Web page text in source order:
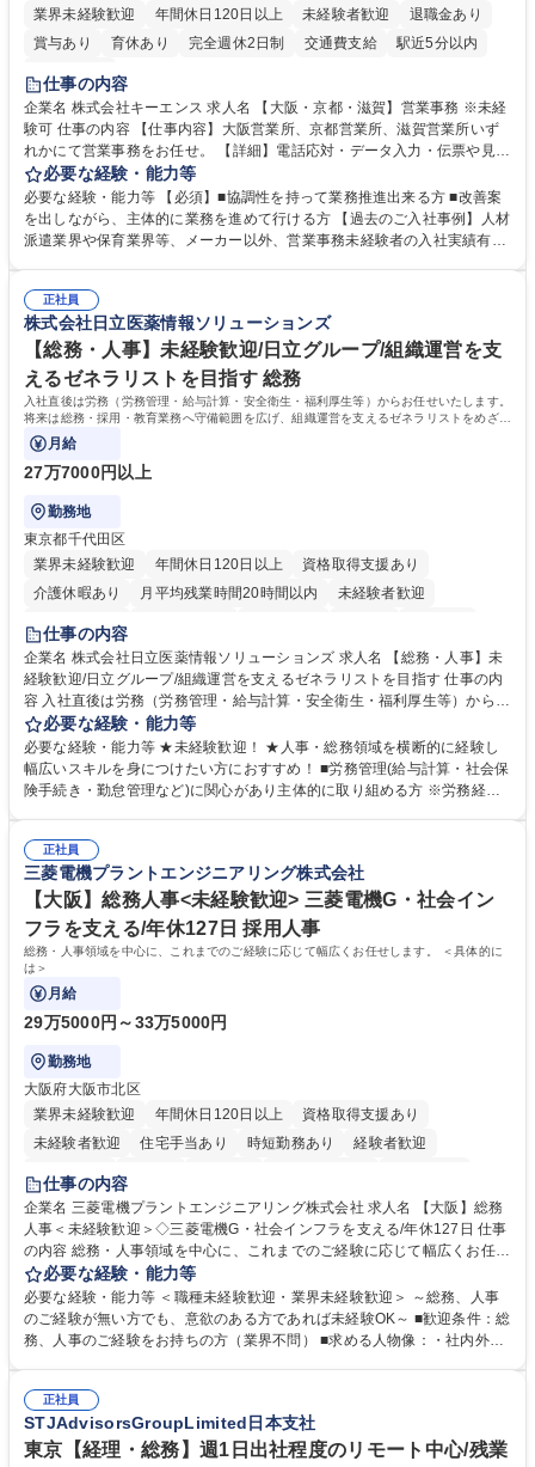
業界未経験歓迎
年間休日120日以上 未経験者歓迎
退職金あり
賞与あり
育休あり 完全週休2日制 交通費支給
駅近5分以内
土日祝休み
仕事の内容
企業名 株式会社キーエンス 求人名 【大阪・京都・滋賀】営業事務 ※未経
験可 仕事の内容 【仕事内容】大阪営業所、京都営業所、滋賀営業所いず
れかにて営業事務をお任せ。 【詳細】電話応対・データ入力・伝票や見積
の作成・カタログ送付・来客対応・営業所内で発生する事務業務や業務改
善をお任せ。 【教育制度】ご入社後、育成担当とペアになりながらOJTに
て業務を覚えていただくことが可能です。業務システムがきちんと構築さ
れているため、スムーズに仕事に慣れることができる環境です。また、
募集職種 【大阪・京都・滋賀】営業事務 ※未経験可
必要な経験・能力等
必要な経験・能力等 【必須】■協調性を持って業務推進出来る方 ■改善案
を出しながら、主体的に業務を進めて行ける方 【過去のご入社事例】人材
派遣業界や保育業界等、メーカー以外、営業事務未経験者の入社実績有
えて、お客様や社員の状況に合わせ、能動的なサポート、改善の動きも期
待され。組織を支えるスペシャリストとして、チームに貢献し、結果的に
社員から頼られる存在になることができます。平均19:30の退勤以降の業
務の持ち帰りも禁止されており、メリハリのある働き方となります。 学
歴・資格 学歴：大学院 大学 高専 短大 語学力： 資格：
正社員
株式会社日立医薬情報ソリューションズ
【総務・人事】未経験歓迎/日立グループ/組織運営を支
えるゼネラリストを目指す 総務
入社直後は労務（労務管理・給与計算・安全衛生・福利厚生等）からお任せいたします。
将来は総務・採用・教育業務へ守備範囲を広げ、組織運営を支えるゼネラリストをめざせ
ます。
月給
27万7000円以上
勤務地
東京都千代田区
業界未経験歓迎
年間休日120日以上
資格取得支援あり
介護休暇あり
月平均残業時間20時間以内
未経験者歓迎
住宅手当あり
育休あり
完全週休2日制 交通費支給 土日祝休み 寮・社宅あり
仕事の内容
企業名 株式会社日立医薬情報ソリューションズ 求人名 【総務・人事】未
経験歓迎/日立グループ/組織運営を支えるゼネラリストを目指す 仕事の内
容 入社直後は労務（労務管理・給与計算・安全衛生・福利厚生等）からお
任せいたします。将来は総務・採用・教育業務へ守備範囲を広げ、組織運
営を支えるゼネラリストをめざせます。 ・初期業務：労働時間管理、給与
計算、社会保険対応、福利厚生管理、安全衛生、健康経営推進等をお任せ
します。ご経験に応じて、休職者管理など、幅広く経験を積んでいただき
幅広く経験を積みたい意欲がある方に最適な環境です。 募集職種 【総
務・人事】未経験歓迎/日立グループ/組織運営を支えるゼネラリストを目
指す
必要な経験・能力等
必要な経験・能力等 ★未経験歓迎！ ★人事・総務領域を横断的に経験し
幅広いスキルを身につけたい方におすすめ！ ■労務管理(給与計算・社会保
険手続き・勤怠管理など)に関心があり主体的に取り組める方 ※労務経験
のご経験 ■労務管理（給与計算・社会保険手続き・勤怠管理など）の経験
■衛生管理者の資格をお持ちの方 学歴・資格 学歴：大学院 大学 高専 短大
専修学校 高校 語学力： 資格：
正社員
三菱電機プラントエンジニアリング株式会社
【大阪】総務人事<未経験歓迎> 三菱電機G・社会イン
フラを支える/年休127日 採用人事
総務・人事領域を中心に、これまでのご経験に応じて幅広くお任せします。 ＜具体的に
は＞
月給
29万5000円～33万5000円
勤務地
大阪府大阪市北区
業界未経験歓迎
年間休日120日以上
資格取得支援あり
未経験者歓迎
住宅手当あり 時短勤務あり
経験者歓迎
退職金あり
駅近5分以内
土日祝休み 服装自由 寮・社宅あり 食事補助あり
仕事の内容
企業名 三菱電機プラントエンジニアリング株式会社 求人名 【大阪】総務
人事＜未経験歓迎＞◇三菱電機G・社会インフラを支える/年休127日 仕事
の内容 総務・人事領域を中心に、これまでのご経験に応じて幅広くお任せ
します。 ＜具体的には＞ ・総務/人事労務（給与・社保・勤怠管理など）
・採用・教育研修 ・福利厚生運用 など ※基本的には事務所勤務ですが、
採用や教育等の業務内容により、関西圏以外への日帰り・宿泊を伴う国内
出張もございます。 ※担当業務を持ちつつ、お互いに助け合いながら、総
必要な経験・能力等
必要な経験・能力等 ＜職種未経験歓迎・業界未経験歓迎＞ ～総務、人事
のご経験が無い方でも、意欲のある方であれば未経験OK～ ■歓迎条件：総
務、人事のご経験をお持ちの方（業界不問） ■求める人物像：・社内外の
正社員
STJAdvisorsGroupLimited日本支社
東京【経理・総務】週1日出社程度のリモート中心/残業